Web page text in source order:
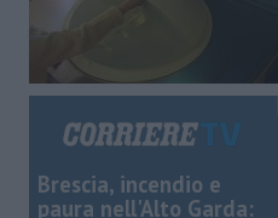
Brescia, incendio e
paura nell'Alto Garda: